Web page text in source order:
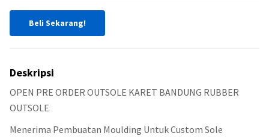
Beli Sekarang!
Deskripsi
OPEN PRE ORDER OUTSOLE KARET BANDUNG RUBBER
OUTSOLE
Menerima Pembuatan Moulding Untuk Custom Sole